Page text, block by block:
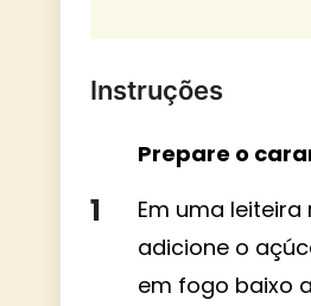
Instruções
Prepare o
Em uma leiteira
adicione o
em fogo baixo